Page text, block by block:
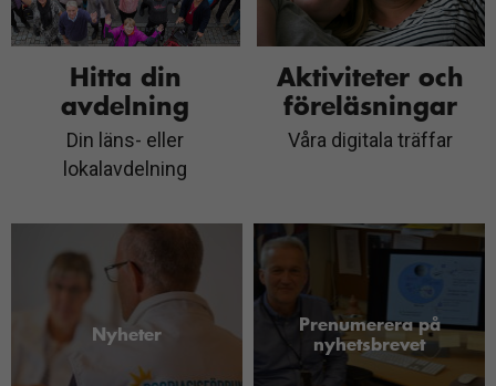
Hitta din
avdelning
Din läns- eller
lokalavdelning
Aktiviteter och
föreläsningar
Våra digitala träffar
Nyheter
Prenumerera på
nyhetsbrevet